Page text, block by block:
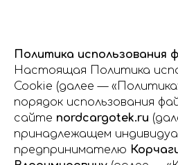
Политика использования
Настоящая Политика
Cookie (далее —
порядок использования
сайте nordcargotek.ru
принадлежащем
предпринимателю